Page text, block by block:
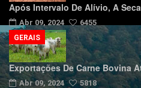
Após Intervalo De Alívio, A
Abr 09, 2024 6455
Exportações De Carne Bovina
Abr 09, 2024 5818
GERAIS